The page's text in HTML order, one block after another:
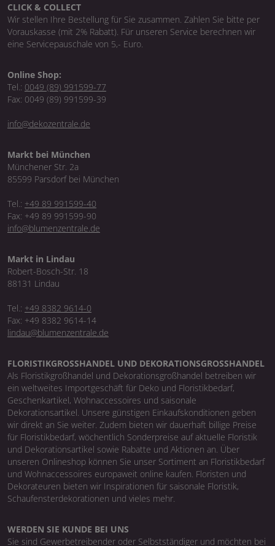
CLICK & COLLECT
Wir stellen Ihre Bestellung für Sie zusammen. Zahlen Sie bitte per
Vorauskasse (mit 2% Rabatt). Für unseren Service berechnen wir
eine Servicepauschale von 5,- Euro.
Online Shop:
Tel.: 0049 (89) 991599-77
Fax: 0049 (89) 991599-39
info@dekozentrale.de
Markt bei München
Münchener Str. 2a
85599 Parsdorf bei München
Tel.: +49 89 991599-40
Fax: +49 89 991599-90
info@blumenzentrale.de
Markt in Lindau
Robert-Bosch-Str. 18
88131 Lindau
Tel.: +49 8382 9614-0
Fax: +49 8382 9614-14
lindau@blumenzentrale.de
FLORISTIKGROSSHANDEL UND DEKORATIONSGROSSHANDEL
Als Floristikgroßhandel und Dekorationsgroßhandel betreiben wir
ein weltweites Importgeschäft für Deko und Floristikbedarf,
Geschenkartikel, Wohnaccessoires und saisonale
Dekorationsartikel. Unsere günstigen Einkaufskonditionen geben
wir direkt an Sie weiter. Zudem bieten wir dauerhaft billige Preise
für Floristikbedarf, wöchentlich Sonderpreise auf aktuelle Floristik
und Dekorationsartikel sowie Rabatte und Aktionen an. Über
unseren Onlineshop können Sie unser Sortiment an Floristikbedarf
und Wohnaccessoires europaweit online kaufen. Floristen und
Dekorateuren bieten wir Inspirationen für saisonale Floristik,
Schaufensterdekorationen und vieles mehr.
WERDEN SIE KUNDE BEI UNS
Sie sind Gewerbetreibender oder Selbstständiger und möchten bei